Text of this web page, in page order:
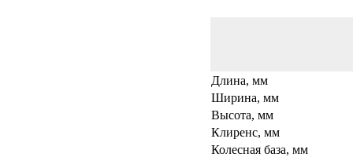
Длина, мм
Ширина, мм
Высота, мм
Клиренс, мм
Колесная база, мм